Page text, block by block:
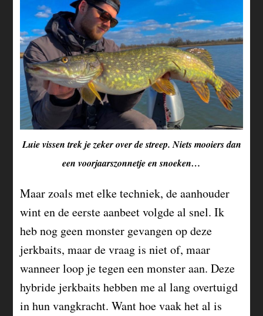
Luie vissen trek je zeker over de streep. Niets mooiers dan
een voorjaarszonnetje en snoeken…
Maar zoals met elke techniek, de aanhouder
wint en de eerste aanbeet volgde al snel. Ik
heb nog geen monster gevangen op deze
jerkbaits, maar de vraag is niet of, maar
wanneer loop je tegen een monster aan. Deze
hybride jerkbaits hebben me al lang overtuigd
in hun vangkracht. Want hoe vaak het al is